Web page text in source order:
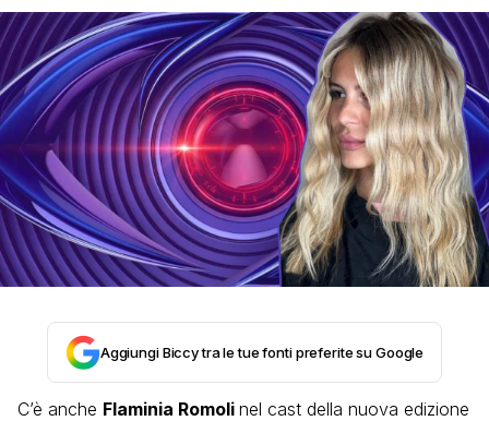
Aggiungi Biccy tra le tue fonti preferite su Google
C’è anche Flaminia Romoli nel cast della nuova edizione